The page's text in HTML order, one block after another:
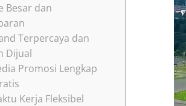
Besar dan
Terpercaya dan
Dijual
Promosi Lengkap
Kerja Fleksibel